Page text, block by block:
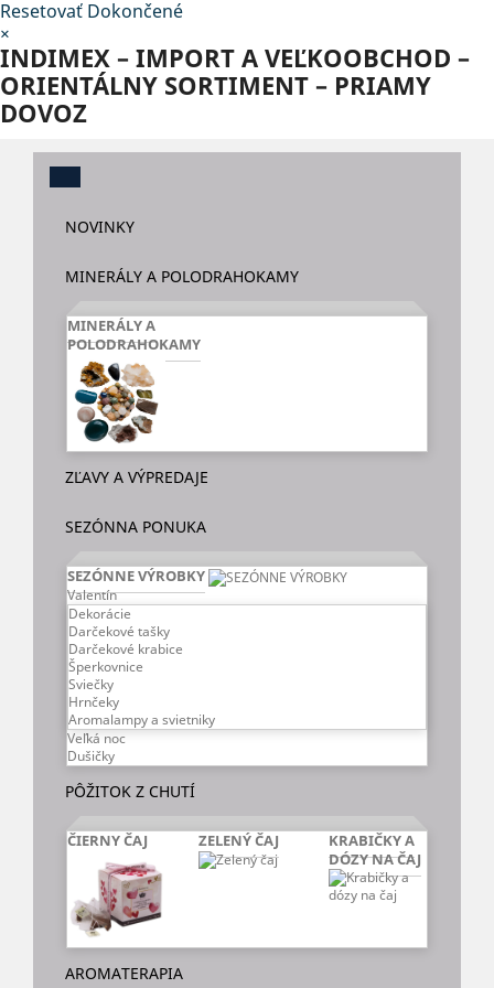
Resetovať Dokončené
×
INDIMEX – IMPORT A VEĽKOOBCHOD –
ORIENTÁLNY SORTIMENT – PRIAMY
DOVOZ
NOVINKY
MINERÁLY A POLODRAHOKAMY
MINERÁLY A
POLODRAHOKAMY
ZĽAVY A VÝPREDAJE
SEZÓNNA PONUKA
SEZÓNNE VÝROBKY
Valentín
Dekorácie
Darčekové tašky
Darčekové krabice
Šperkovnice
Sviečky
Hrnčeky
Aromalampy a svietniky
Veľká noc
Dušičky
PÔŽITOK Z CHUTÍ
ČIERNY ČAJ ZELENÝ ČAJ
KRABIČKY A
DÓZY NA ČAJ
AROMATERAPIA